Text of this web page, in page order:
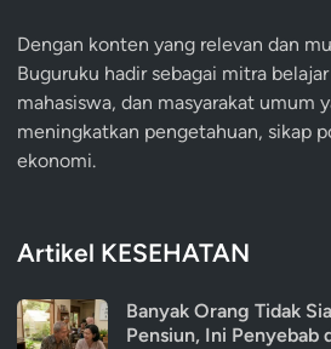
Dengan konten yang relevan dan
Buguruku hadir sebagai mitra
mahasiswa, dan masyarakat umum
meningkatkan pengetahuan, sikap
ekonomi.
Artikel KESEHATAN
Banyak Orang Tidak
Pensiun, Ini Penyebab